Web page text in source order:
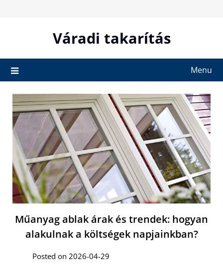
Váradi takarítás
Menu
Műanyag ablak árak és trendek: hogyan
alakulnak a költségek napjainkban?
Posted on 2026-04-29